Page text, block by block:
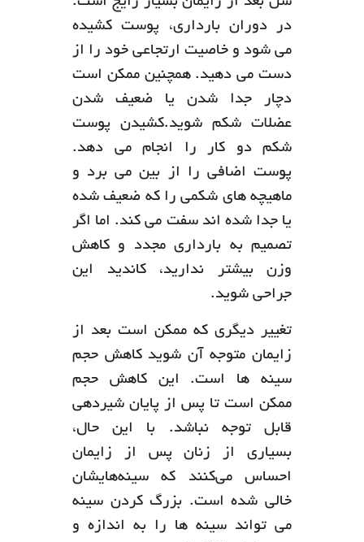
در دوران بارداری، پوست کشیده
می شود و خاصیت ارتجاعی خود را از
دست می دهید. همچنین ممکن است
دچار جدا شدن یا ضعیف شدن
عضلات شکم شوید.کشیدن پوست
شکم دو کار را انجام می دهد.
پوست اضافی را از بین می برد و
ماهیچه های شکمی را که ضعیف شده
یا جدا شده اند سفت می کند. اما اگر
تصمیم به بارداری مجدد و کاهش
وزن بیشتر ندارید، کاندید این
جراحی شوید.
تغییر دیگری که ممکن است بعد از
زایمان متوجه آن شوید کاهش حجم
سینه ها است. این کاهش حجم
ممکن است تا پس از پایان شیردهی
قابل توجه نباشد. با این حال،
بسیاری از زنان پس از زایمان
احساس می‌کنند که سینه‌هایشان
خالی شده است. بزرگ کردن سینه
می تواند سینه ها را به اندازه و